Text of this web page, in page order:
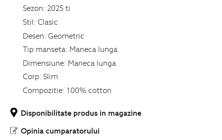
Sezon: 2025 ti
Stil: Clasic
Desen: Geometric
Tip manseta: Maneca lunga
Dimensiune: Maneca lunga
Corp: Slim
Compozitie: 100% cotton
Disponibilitate produs in magazine
Opinia cumparatorului